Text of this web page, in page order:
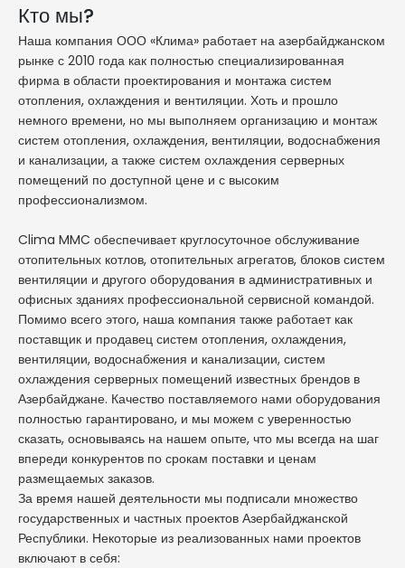
Кто мы?
Наша компания ООО «Клима» работает на азербайджанском
рынке с 2010 года как полностью специализированная
фирма в области проектирования и монтажа систем
отопления, охлаждения и вентиляции. Хоть и прошло
немного времени, но мы выполняем организацию и монтаж
систем отопления, охлаждения, вентиляции, водоснабжения
и канализации, а также систем охлаждения серверных
помещений по доступной цене и с высоким
профессионализмом.
Clima MMC обеспечивает круглосуточное обслуживание
отопительных котлов, отопительных агрегатов, блоков систем
вентиляции и другого оборудования в административных и
офисных зданиях профессиональной сервисной командой.
Помимо всего этого, наша компания также работает как
поставщик и продавец систем отопления, охлаждения,
вентиляции, водоснабжения и канализации, систем
охлаждения серверных помещений известных брендов в
Азербайджане. Качество поставляемого нами оборудования
полностью гарантировано, и мы можем с уверенностью
сказать, основываясь на нашем опыте, что мы всегда на шаг
впереди конкурентов по срокам поставки и ценам
размещаемых заказов.
За время нашей деятельности мы подписали множество
государственных и частных проектов Азербайджанской
Республики. Некоторые из реализованных нами проектов
включают в себя: